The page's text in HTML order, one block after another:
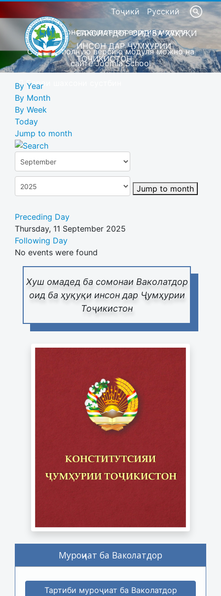
Тоҷикӣ Русский
Это демонстрационная версия модуля
Скачать полную версию модуля можно на
сайте Joomla School
Барои шахсони сустбин
ВАКОЛАТДОР ОИД БА ҲУҚУҚИ
ИНСОН ДАР ҶУМҲУРИИ
ТОҶИКИСТОН
Хуш омадед ба сомонаи Ваколатдор
оид ба ҳуқуқи инсон дар Ҷумҳурии
Тоҷикистон
Муроҷиат ба Ваколатдор
Тартиби муроҷиат ба Ваколатдор
By Year
By Month
By Week
Today
Jump to month
Jump to month
Preceding Day
Thursday, 11 September 2025
Following Day
No events were found